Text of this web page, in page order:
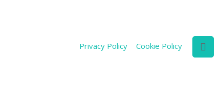
Privacy Policy Cookie Policy